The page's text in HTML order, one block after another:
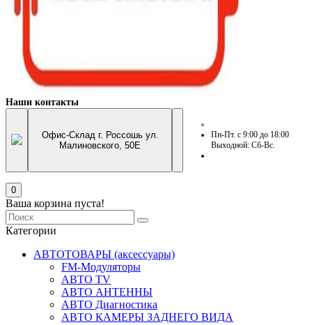
Наши контакты
Офис-Склад г. Россошь ул.
Малиновского, 50Е
Пн-Пт. с 9:00 до 18:00
Выходной: Сб-Вс.
0
Ваша корзина пуста!
Категории
АВТОТОВАРЫ (аксессуары)
FM-Модуляторы
АВТО TV
АВТО АНТЕННЫ
АВТО Диагностика
АВТО КАМЕРЫ ЗАДНЕГО ВИДА